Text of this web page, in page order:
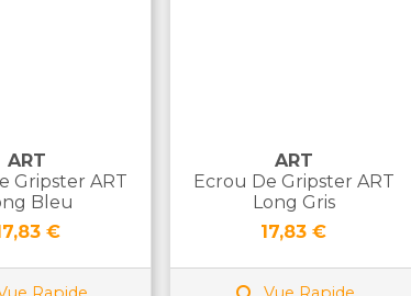
ART
Gripster ART
Bleu
€
ART
Ecrou De Gripster ART
Long Gris
Prix
17,83 €